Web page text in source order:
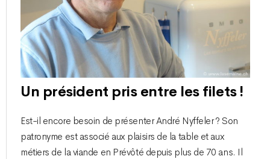
Un président pris entre les filets !
Est-il encore besoin de présenter André Nyffeler ? Son
patronyme est associé aux plaisirs de la table et aux
métiers de la viande en Prévôté depuis plus de 70 ans. Il